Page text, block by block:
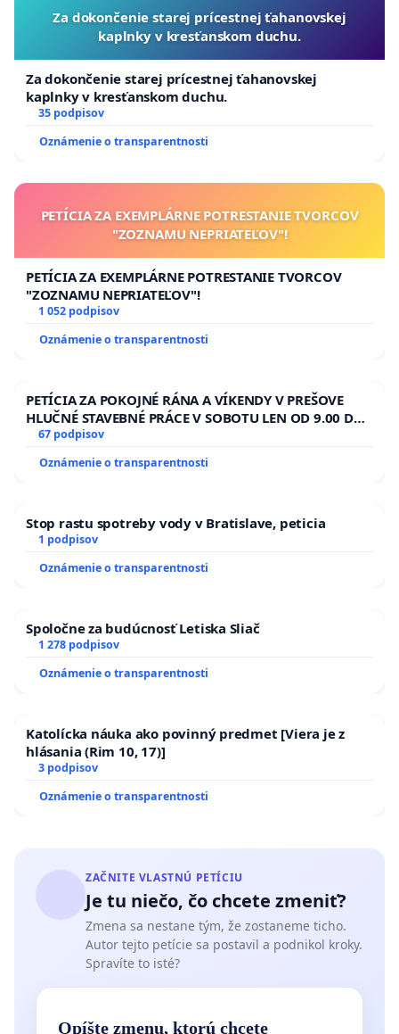
Za dokončenie starej prícestnej ťahanovskej
kaplnky v kresťanskom duchu.
Za dokončenie starej prícestnej ťahanovskej
kaplnky v kresťanskom duchu.
35 podpisov
Oznámenie o transparentnosti
PETÍCIA ZA EXEMPLÁRNE POTRESTANIE TVORCOV
"ZOZNAMU NEPRIATEĽOV"!
PETÍCIA ZA EXEMPLÁRNE POTRESTANIE TVORCOV
"ZOZNAMU NEPRIATEĽOV"!
1 052 podpisov
Oznámenie o transparentnosti
PETÍCIA ZA POKOJNÉ RÁNA A VÍKENDY V PREŠOVE
HLUČNÉ STAVEBNÉ PRÁCE V SOBOTU LEN OD 9.00 DO
13.00 HOD., CEZ PRACOVNÝ TÝŽDEŇ CIEĽ 8.00 – 18.00
HOD. A PRAVIDELNÁ KONTROLA STAVBY C-AREA NA
ĎUMBIERSKEJ/MAGU
67 podpisov
Oznámenie o transparentnosti
Stop rastu spotreby vody v Bratislave, peticia
1 podpisov
Oznámenie o transparentnosti
Spoločne za budúcnosť Letiska Sliač
1 278 podpisov
Oznámenie o transparentnosti
Katolícka náuka ako povinný predmet [Viera je z
hlásania (Rim 10, 17)]
3 podpisov
Oznámenie o transparentnosti
ZAČNITE VLASTNÚ PETÍCIU
Je tu niečo, čo chcete zmeniť?
Zmena sa nestane tým, že zostaneme ticho.
Autor tejto petície sa postavil a podnikol kroky.
Spravíte to isté?
Opíšte zmenu, ktorú chcete